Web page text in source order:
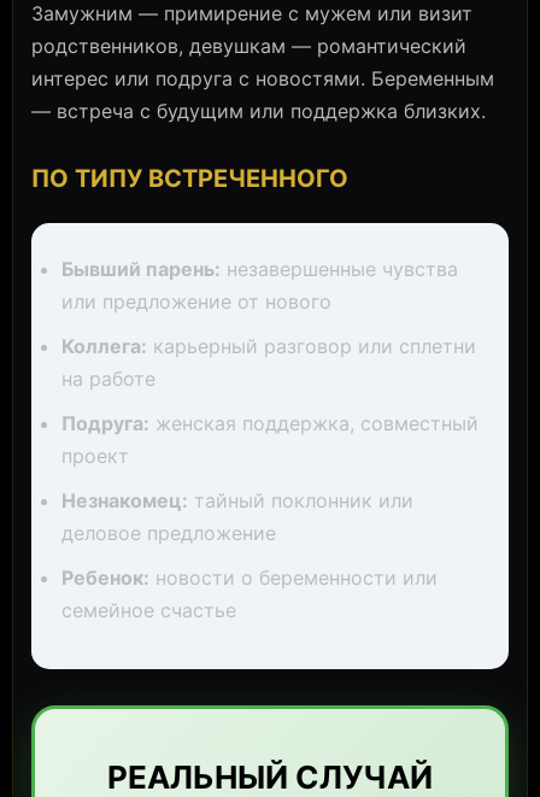
Замужним — примирение с мужем или визит
родственников, девушкам — романтический
интерес или подруга с новостями. Беременным
— встреча с будущим или поддержка близких.
ПО ТИПУ ВСТРЕЧЕННОГО
Бывший парень: незавершенные чувства
или предложение от нового
Коллега: карьерный разговор или сплетни
на работе
Подруга: женская поддержка, совместный
проект
Незнакомец: тайный поклонник или
деловое предложение
Ребенок: новости о беременности или
семейное счастье
РЕАЛЬНЫЙ СЛУЧАЙ